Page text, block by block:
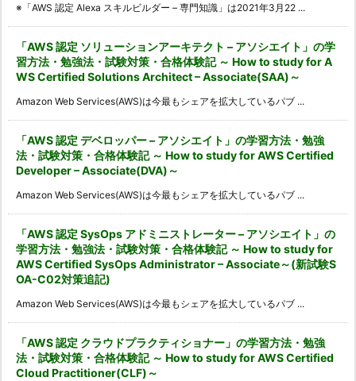
※「AWS 認定 Alexa スキルビルダー – 専門知識」は2021年3月22 ...
「AWS 認定 ソリューションアーキテクト – アソシエイト」の学
習方法・勉強法・試験対策・合格体験記 ～ How to study for A
WS Certified Solutions Architect – Associate(SAA)～
Amazon Web Services(AWS)は今最もシェアを拡大しているパブ ...
「AWS 認定 デベロッパー – アソシエイト」の学習方法・勉強
法・試験対策・合格体験記 ～ How to study for AWS Certified
Developer – Associate(DVA)～
Amazon Web Services(AWS)は今最もシェアを拡大しているパブ ...
「AWS 認定 SysOps アドミニストレーター – アソシエイト」の
学習方法・勉強法・試験対策・合格体験記 ～ How to study for
AWS Certified SysOps Administrator – Associate～(新試験S
OA-C02対策追記)
Amazon Web Services(AWS)は今最もシェアを拡大しているパブ ...
「AWS 認定 クラウドプラクティショナー」の学習方法・勉強
法・試験対策・合格体験記 ～ How to study for AWS Certified
Cloud Practitioner(CLF)～